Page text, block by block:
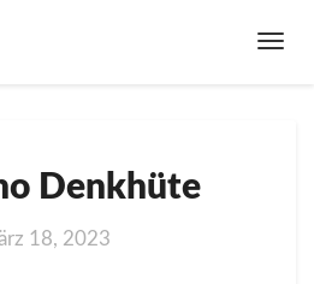
Toggle
Bono
Denkhüte
18, 2023